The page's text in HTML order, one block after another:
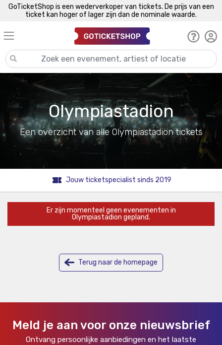
GoTicketShop is een wederverkoper van tickets. De prijs van een
ticket kan hoger of lager zijn dan de nominale waarde.
Olympiastadion
Een overzicht van alle Olympiastadion tickets
Jouw ticketspecialist sinds 2019
Er zijn momenteel geen evenementen in
Olympiastadion gepland.
Terug naar de homepage
Meld je aan voor onze nieuwsbrief
Ontvang persoonlijke aanbiedingen en het laatste